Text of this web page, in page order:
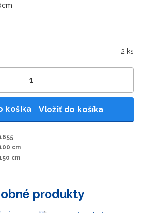
2 ks
Vložiť do košíka
1655
100 cm
150 cm
produkty